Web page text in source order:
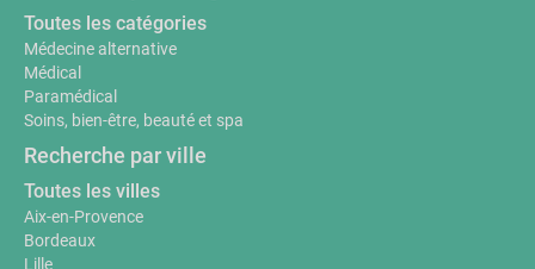
Toutes les catégories
Médecine alternative
Médical
Paramédical
Soins, bien-être, beauté et spa
Recherche par ville
Toutes les villes
Aix-en-Provence
Bordeaux
Lille